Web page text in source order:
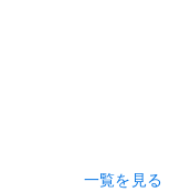
一覧を見る